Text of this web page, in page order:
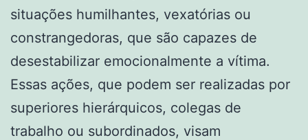
situações humilhantes, vexatórias ou
constrangedoras, que são capazes de
desestabilizar emocionalmente a vítima.
Essas ações, que podem ser realizadas por
superiores hierárquicos, colegas de
trabalho ou subordinados, visam